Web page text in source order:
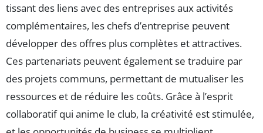
tissant des liens avec des entreprises aux activités
complémentaires, les chefs d’entreprise peuvent
développer des offres plus complètes et attractives.
Ces partenariats peuvent également se traduire par
des projets communs, permettant de mutualiser les
ressources et de réduire les coûts. Grâce à l’esprit
collaboratif qui anime le club, la créativité est stimulée,